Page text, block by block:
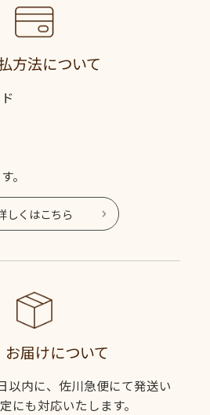
方法について
。
しくはこちら
お届けについて
以内に、佐川急便にて発送い
にも対応いたします。